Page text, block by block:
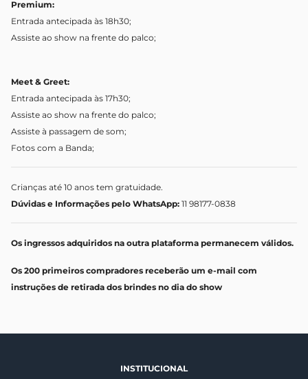
Premium:
Entrada antecipada às 18h30;
Assiste ao show na frente do palco;
Meet & Greet:
Entrada antecipada às 17h30;
Assiste ao show na frente do palco;
Assiste à passagem de som;
Fotos com a Banda;
Crianças até 10 anos tem gratuidade.
Dúvidas e Informações pelo WhatsApp: 11 98177-0838
Os ingressos adquiridos na outra plataforma permanecem válidos.
Os 200 primeiros compradores receberão um e-mail com
instruções de retirada dos brindes no dia do show
INSTITUCIONAL